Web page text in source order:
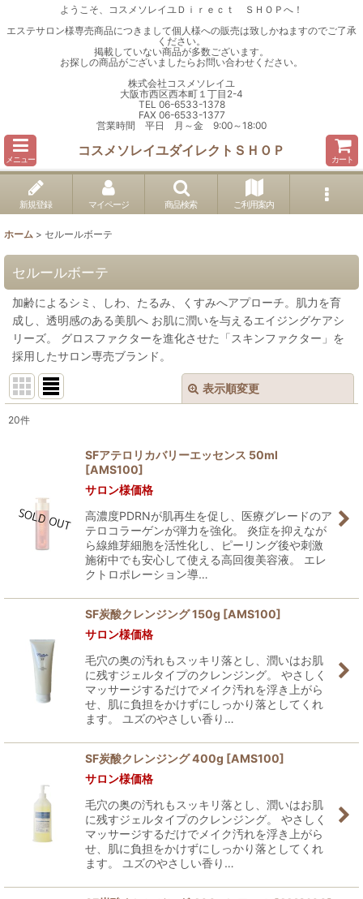
ようこそ、コスメソレイユＤｉｒｅｃｔ ＳＨＯＰへ！
エステサロン様専売商品につきまして個人様への販売は致しかねますのでご了承
ください。
掲載していない商品が多数ございます。
お探しの商品がございましたらお問い合わせください。
株式会社コスメソレイユ
大阪市西区西本町１丁目2-4
TEL 06-6533-1378
FAX 06-6533-1377
営業時間 平日 月～金 9:00～18:00
メニュー
コスメソレイユダイレクトＳＨＯＰ
カート
新規登録 マイページ 商品検索 ご利用案内
ホーム > セルールボーテ
セルールボーテ
加齢によるシミ、しわ、たるみ、くすみへアプローチ。肌⼒を育
成し、透明感のある美肌へ お肌に潤いを与えるエイジングケアシ
リーズ。 グロスファクターを進化させた「スキンファクター」を
採用したサロン専売ブランド。
表示順変更
絞り込む
20件
SFアテロリカバリーエッセンス 50ml
[AMS100]
サロン様価格
高濃度PDRNが肌再生を促し、医療グレードのア
テロコラーゲンが弾力を強化。 炎症を抑えなが
ら線維芽細胞を活性化し、ピーリング後や刺激
施術中でも安心して使える高回復美容液。 エレ
クトロポレーション導…
SF炭酸クレンジング 150g [AMS100]
サロン様価格
毛穴の奥の汚れもスッキリ落とし、潤いはお肌
に残すジェルタイプのクレンジング。 やさしく
マッサージするだけでメイク汚れを浮き上がら
せ、肌に負担をかけずにしっかり落としてくれ
ます。 ユズのやさしい香り…
SF炭酸クレンジング 400g [AMS100]
サロン様価格
毛穴の奥の汚れもスッキリ落とし、潤いはお肌
に残すジェルタイプのクレンジング。 やさしく
マッサージするだけでメイク汚れを浮き上がら
せ、肌に負担をかけずにしっかり落としてくれ
ます。 ユズのやさしい香り…